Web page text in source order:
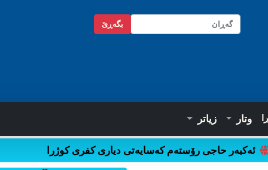
بگه‌ڕێ
وتار زیاتر
حاجی رۆستەم کەسایەتی دیاری کفری کوژرا